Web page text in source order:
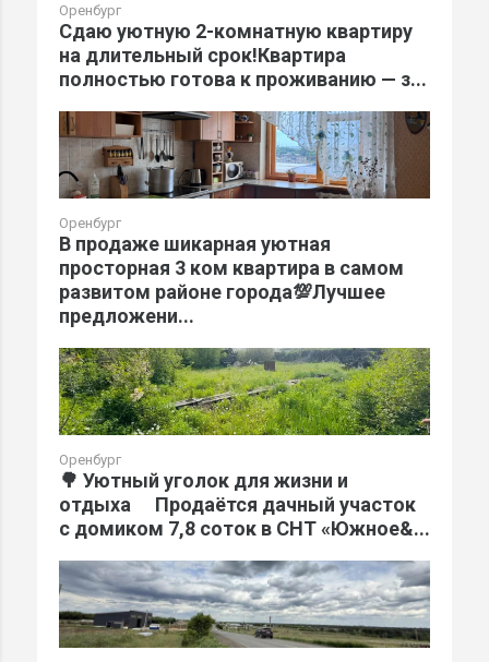
Оренбург
Сдаю уютную 2-комнатную квартиру
на длительный срок!Квартира
полностью готова к проживанию — з...
Оренбург
В продаже шикарная уютная
просторная 3 ком квартира в самом
развитом районе города💯Лучшее
предложени...
Оренбург
🌳 Уютный уголок для жизни и
отдыха Продаётся дачный участок
с домиком 7,8 соток в СНТ «Южное&...